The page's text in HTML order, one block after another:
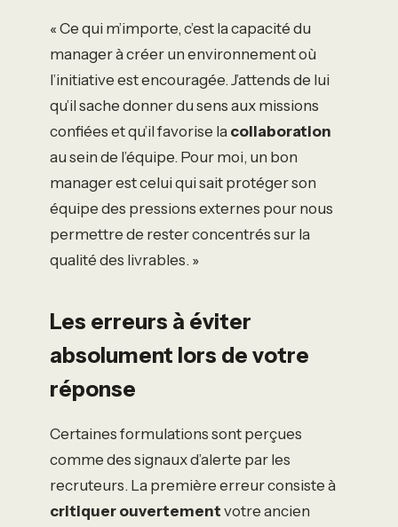
« Ce qui m’importe, c’est la capacité du
manager à créer un environnement où
l’initiative est encouragée. J’attends de lui
qu’il sache donner du sens aux missions
confiées et qu’il favorise la collaboration
au sein de l’équipe. Pour moi, un bon
manager est celui qui sait protéger son
équipe des pressions externes pour nous
permettre de rester concentrés sur la
qualité des livrables. »
Les erreurs à éviter
absolument lors de votre
réponse
Certaines formulations sont perçues
comme des signaux d’alerte par les
recruteurs. La première erreur consiste à
critiquer ouvertement votre ancien